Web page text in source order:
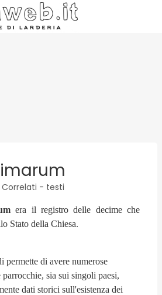
Correlati - testi
era il registro delle decime che
Stato della Chiesa.
permette di avere numerose
sia sui singoli paesi,
dati storici sull'esistenza dei